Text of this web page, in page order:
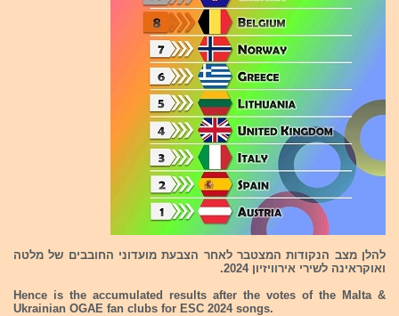
להלן מצב הנקודות המצטבר לאחר הצבעת מועדוני החובבים של מלטה
ואוקראינה לשירי אירוויזיון 2024.
Hence is the accumulated results after the votes of the Malta &
Ukrainian OGAE fan clubs for ESC 2024 songs.